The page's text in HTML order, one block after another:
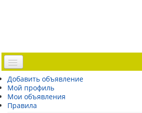
Доска объявлений
Погода Эстонии
Открытки
Добавить объявление
Мой профиль
Мои объявления
Правила